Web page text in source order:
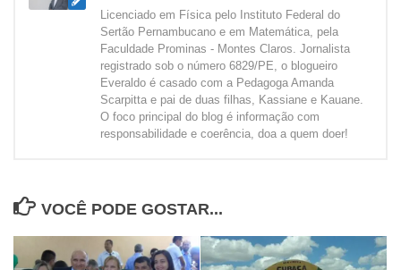
Licenciado em Física pelo Instituto Federal do
Sertão Pernambucano e em Matemática, pela
Faculdade Prominas - Montes Claros. Jornalista
registrado sob o número 6829/PE, o blogueiro
Everaldo é casado com a Pedagoga Amanda
Scarpitta e pai de duas filhas, Kassiane e Kauane.
O foco principal do blog é informação com
responsabilidade e coerência, doa a quem doer!
VOCÊ PODE GOSTAR...